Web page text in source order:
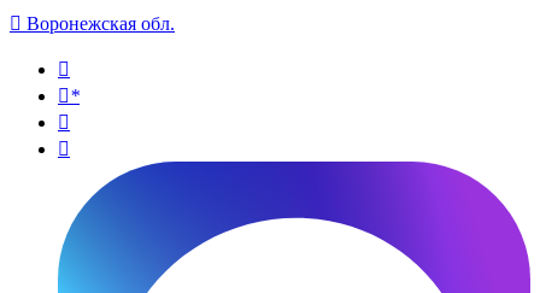
 Воронежская обл.

*

